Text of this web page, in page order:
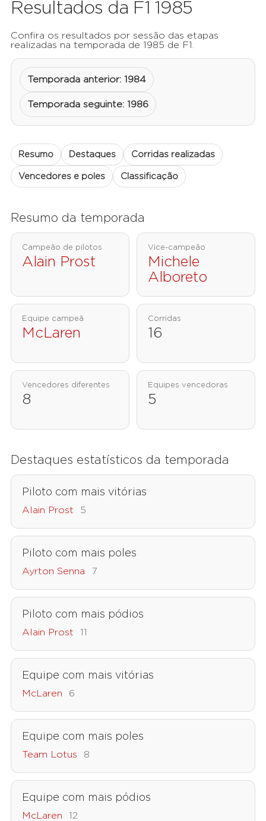
Resultados da F1 1985
Confira os resultados por sessão das etapas
realizadas na temporada de 1985 de F1.
Temporada anterior: 1984
Temporada seguinte: 1986
Resumo Destaques Corridas realizadas
Vencedores e poles Classificação
Resumo da temporada
Campeão de pilotos
Alain Prost
Vice-campeão
Michele
Alboreto
Equipe campeã
McLaren
Corridas
16
Vencedores diferentes
8
Equipes vencedoras
5
Destaques estatísticos da temporada
Piloto com mais vitórias
Alain Prost 5
Piloto com mais poles
Ayrton Senna 7
Piloto com mais pódios
Alain Prost 11
Equipe com mais vitórias
McLaren 6
Equipe com mais poles
Team Lotus 8
Equipe com mais pódios
McLaren 12